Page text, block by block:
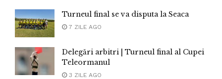
Turneul final se va disputa la Seaca
7 ZILE AGO
Delegări arbitri | Turneul final al Cupei
Teleormanul
3 ZILE AGO